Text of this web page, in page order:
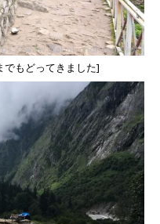
もどってきました]